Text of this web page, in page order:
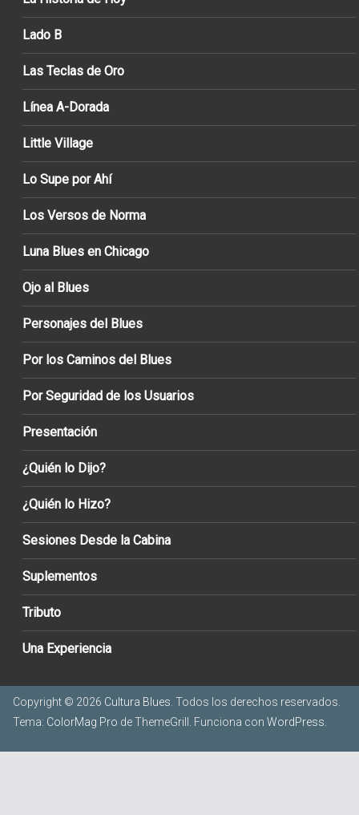
Lado B
Las Teclas de Oro
Línea A-Dorada
Little Village
Lo Supe por Ahí
Los Versos de Norma
Luna Blues en Chicago
Ojo al Blues
Personajes del Blues
Por los Caminos del Blues
Por Seguridad de los Usuarios
Presentación
¿Quién lo Dijo?
¿Quién lo Hizo?
Sesiones Desde la Cabina
Suplementos
Tributo
Una Experiencia
Copyright © 2026 Cultura Blues. Todos los derechos reservados.
Tema: ColorMag Pro de ThemeGrill. Funciona con WordPress.